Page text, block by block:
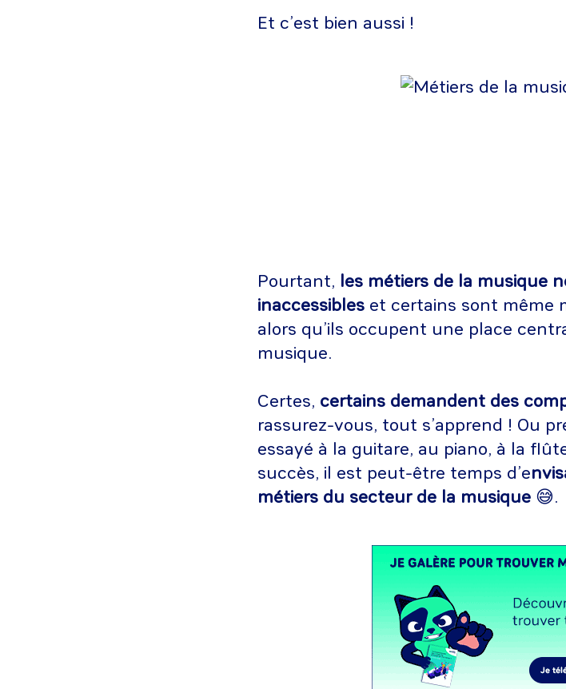
Et c’est bien aussi !
Pourtant, les métiers de la musique
inaccessibles et certains sont même
alors qu’ils occupent une place
musique.
Certes, certains demandent des
rassurez-vous, tout s’apprend ! Ou
essayé à la guitare, au piano, à la
succès, il est peut-être temps d’e
métiers du secteur de la musique 😅.